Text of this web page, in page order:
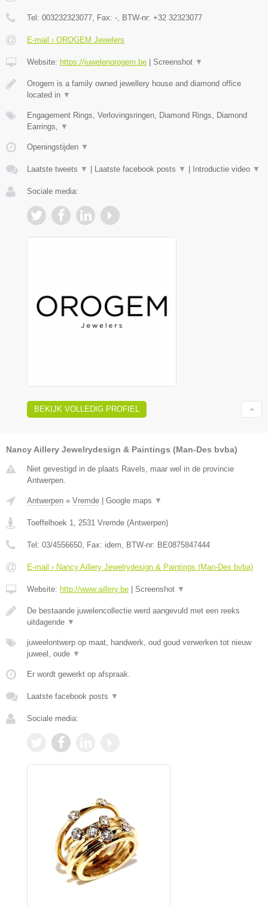
Tel: 003232323077, Fax: -, BTW-nr: +32 32323077
E-mail › OROGEM Jewelers
Website: https://juwelenorogem.be Screenshot ▼
Orogem is a family owned jewellery house and diamond office
located in ▼
Engagement Rings, Verlovingsringen, Diamond Rings, Diamond
Earrings, ▼
Openingstijden ▼
Laatste tweets ▼ Laatste facebook posts ▼ Introductie video ▼
Sociale media:
BEKIJK VOLLEDIG PROFIEL
Nancy Aillery Jewelrydesign & Paintings (Man-Des bvba)
Niet gevestigd in de plaats Ravels, maar wel in de provincie
Antwerpen.
Antwerpen » Vremde Google maps ▼
Toeffelhoek 1, 2531 Vremde (Antwerpen)
Tel: 03/4556650, Fax: idem, BTW-nr: BE0875847444
E-mail › Nancy Aillery Jewelrydesign & Paintings (Man-Des bvba)
Website: http://www.aillery.be Screenshot ▼
De bestaande juwelencollectie werd aangevuld met een reeks
uitdagende ▼
juweelontwerp op maat, handwerk, oud goud verwerken tot nieuw
juweel, oude ▼
Er wordt gewerkt op afspraak.
Laatste facebook posts ▼
Sociale media: